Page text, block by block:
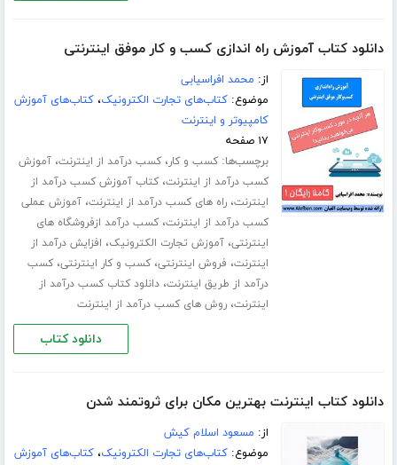
دانلود کتاب آموزش راه اندازی کسب و کار موفق اینترنتی
از: محمد افراسیابی
موضوع:کتاب‌های تجارت الکترونیک،کتاب‌های آموزش
کامپیوتر و اینترنت
۱۷ صفحه
برچسب‌ها:کسب و کار،کسب درآمد از اینترنت،آموزش
کسب درآمد از اینترنت،کتاب آموزش کسب درآمد از
اینترنت،راه های کسب درآمد از اینترنت،آموزش عملی
کسب درآمد از اینترنت،کسب درآمد ازفروشگاه های
اینترنتی،آموزش تجارت الکترونیک، افزایش درآمد از
اینترنت، فروش اینترنتی،کسب و کار اینترنتی،کسب
درآمد از طریق اینترنت،دانلود کتاب کسب درآمد از
اینترنت،روش های کسب درآمد از اینترنت
دانلود کتاب
دانلود کتاب اینترنت بهترین مکان برای ثروتمند شدن
از: مسعود اسلام کیش
موضوع:کتاب‌های تجارت الکترونیک،کتاب‌های آموزش